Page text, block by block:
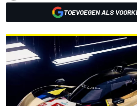
TOEVOEGEN ALS